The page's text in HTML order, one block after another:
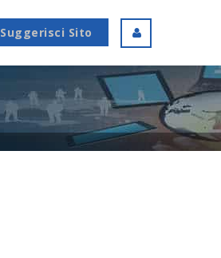
Suggerisci Sito